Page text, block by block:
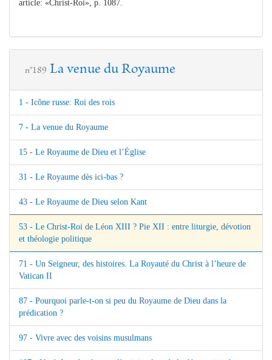
article: «Christ-Roi», p. 1087.
n°189 La venue du Royaume
1 - Icône russe: Roi des rois
7 - La venue du Royaume
15 - Le Royaume de Dieu et l’Église
31 - Le Royaume dès ici-bas ?
43 - Le Royaume de Dieu selon Kant
53 - Le Christ-Roi de Léon XIII ? Pie XII : entre liturgie, dévotion
et théologie politique
71 - Un Seigneur, des histoires. La Royauté du Christ à l’heure de
Vatican II
87 - Pourquoi parle-t-on si peu du Royaume de Dieu dans la
prédication ?
97 - Vivre avec des voisins musulmans